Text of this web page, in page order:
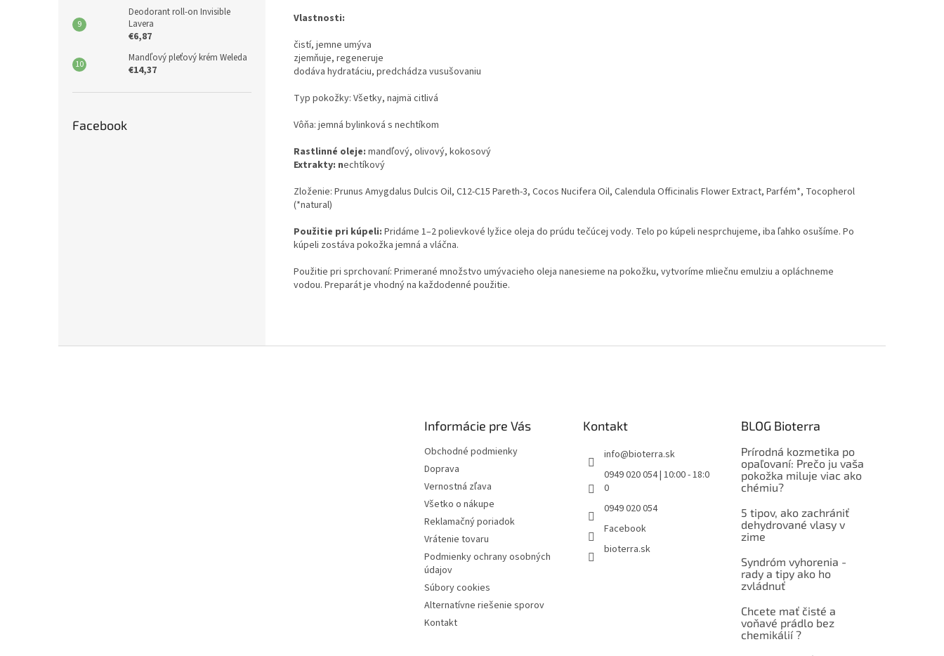
Deodorant roll-on Invisible
Lavera
€6,87
Mandľový pleťový krém Weleda
€14,37
Facebook
Vlastnosti:
čistí, jemne umýva
zjemňuje, regeneruje
dodáva hydratáciu, predchádza vusušovaniu
Typ pokožky: Všetky, najmä citlivá
Vôňa: jemná bylinková s nechtíkom
Rastlinné oleje: mandľový, olivový, kokosový
Extrakty: nechtíkový
Zloženie: Prunus Amygdalus Dulcis Oil, C12-C15 Pareth-3, Cocos Nucifera Oil, Calendula Officinalis Flower Extract, Parfém*, Tocopherol
(*natural)
Použitie pri kúpeli: Pridáme 1–2 polievkové lyžice oleja do prúdu tečúcej vody. Telo po kúpeli nesprchujeme, iba ľahko osušíme. Po
kúpeli zostáva pokožka jemná a vláčna.
Použitie pri sprchovaní: Primerané množstvo umývacieho oleja nanesieme na pokožku, vytvoríme mliečnu emulziu a opláchneme
vodou. Preparát je vhodný na každodenné použitie.
Informácie pre Vás
Obchodné podmienky
Doprava
Vernostná zľava
Všetko o nákupe
Reklamačný poriadok
Vrátenie tovaru
Podmienky ochrany osobných
údajov
Súbory cookies
Alternatívne riešenie sporov
Kontakt
Kontakt
info@bioterra.sk
0949 020 054 | 10:00 - 18:0
0
0949 020 054
Facebook
bioterra.sk
BLOG Bioterra
Prírodná kozmetika po
opaľovaní: Prečo ju vaša
pokožka miluje viac ako
chémiu?
5 tipov, ako zachrániť
dehydrované vlasy v
zime
Syndróm vyhorenia -
rady a tipy ako ho
zvládnuť
Chcete mať čisté a
voňavé prádlo bez
chemikálií ?